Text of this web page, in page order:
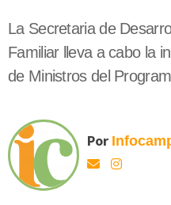
La Secretaria de
Familiar lleva a cabo la
de Ministros del
Por